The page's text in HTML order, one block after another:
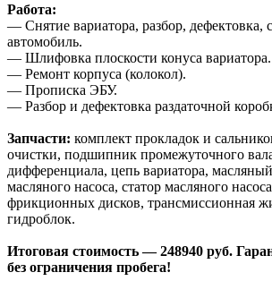
Работа:
— Снятие вариатора, разбор, дефектовка,
автомобиль.
— Шлифовка плоскости конуса вариатора.
— Ремонт корпуса (колокол).
— Прописка ЭБУ.
— Разбор и дефектовка раздаточной
Запчасти: комплект прокладок и
очистки, подшипник промежуточного
дифференциала, цепь вариатора,
масляного насоса, статор масляного
фрикционных дисков, трансмиссионная
гидроблок.
Итоговая стоимость — 248940 руб.
без ограничения пробега!